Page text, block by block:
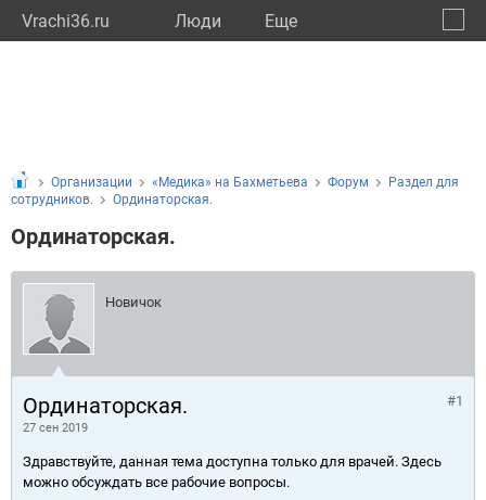
Vrachi36.ru Люди Eще
Организации «Медика» на Бахметьева Форум
Раздел для
сотрудников.
Ординаторская.
Ординаторская.
Новичок
Ординаторская.
27 сен 2019
#1
Здравствуйте, данная тема доступна только для врачей. Здесь
можно обсуждать все рабочие вопросы.